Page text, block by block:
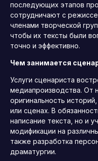
последующих этапов
сотрудничают с
членами творческой
чтобы их тексты были
точно и эффективно.
Чем занимается
Услуги сценариста
медиапроизводства. От
оригинальность
или сценах. В
написание текста, но и
модификации на
также разработка
драматургии.